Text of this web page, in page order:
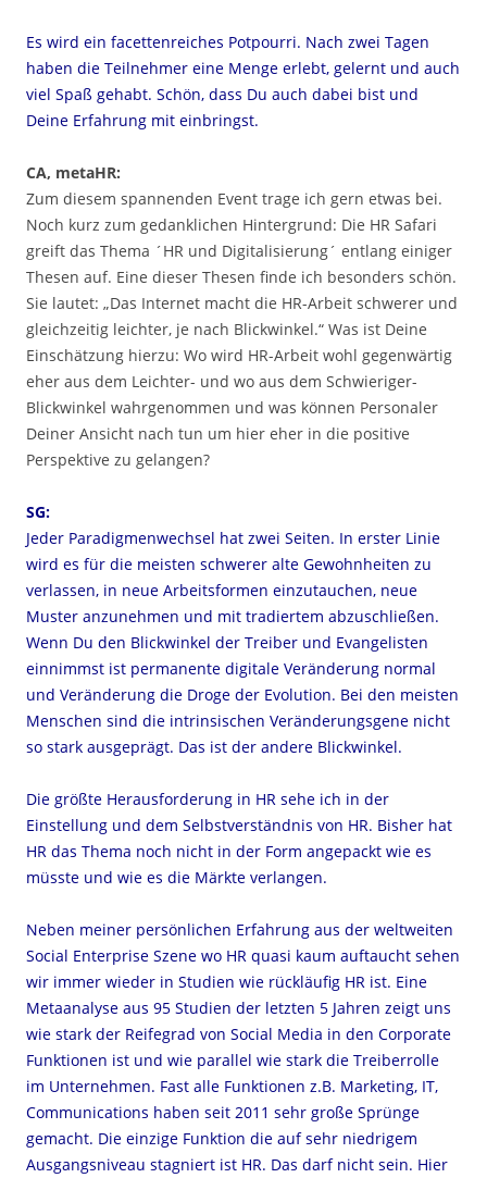
Es wird ein facettenreiches Potpourri. Nach zwei Tagen
haben die Teilnehmer eine Menge erlebt, gelernt und auch
viel Spaß gehabt. Schön, dass Du auch dabei bist und
Deine Erfahrung mit einbringst.
CA, metaHR:
Zum diesem spannenden Event trage ich gern etwas bei.
Noch kurz zum gedanklichen Hintergrund: Die HR Safari
greift das Thema ´HR und Digitalisierung´ entlang einiger
Thesen auf. Eine dieser Thesen finde ich besonders schön.
Sie lautet: „Das Internet macht die HR-Arbeit schwerer und
gleichzeitig leichter, je nach Blickwinkel.“ Was ist Deine
Einschätzung hierzu: Wo wird HR-Arbeit wohl gegenwärtig
eher aus dem Leichter- und wo aus dem Schwieriger-
Blickwinkel wahrgenommen und was können Personaler
Deiner Ansicht nach tun um hier eher in die positive
Perspektive zu gelangen?
SG:
Jeder Paradigmenwechsel hat zwei Seiten. In erster Linie
wird es für die meisten schwerer alte Gewohnheiten zu
verlassen, in neue Arbeitsformen einzutauchen, neue
Muster anzunehmen und mit tradiertem abzuschließen.
Wenn Du den Blickwinkel der Treiber und Evangelisten
einnimmst ist permanente digitale Veränderung normal
und Veränderung die Droge der Evolution. Bei den meisten
Menschen sind die intrinsischen Veränderungsgene nicht
so stark ausgeprägt. Das ist der andere Blickwinkel.
Die größte Herausforderung in HR sehe ich in der
Einstellung und dem Selbstverständnis von HR. Bisher hat
HR das Thema noch nicht in der Form angepackt wie es
müsste und wie es die Märkte verlangen.
Neben meiner persönlichen Erfahrung aus der weltweiten
Social Enterprise Szene wo HR quasi kaum auftaucht sehen
wir immer wieder in Studien wie rückläufig HR ist. Eine
Metaanalyse aus 95 Studien der letzten 5 Jahren zeigt uns
wie stark der Reifegrad von Social Media in den Corporate
Funktionen ist und wie parallel wie stark die Treiberrolle
im Unternehmen. Fast alle Funktionen z.B. Marketing, IT,
Communications haben seit 2011 sehr große Sprünge
gemacht. Die einzige Funktion die auf sehr niedrigem
Ausgangsniveau stagniert ist HR. Das darf nicht sein. Hier